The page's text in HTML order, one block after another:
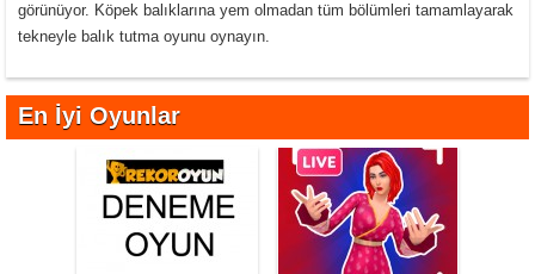
görünüyor. Köpek balıklarına yem olmadan tüm bölümleri tamamlayarak
tekneyle balık tutma oyunu oynayın.
En İyi Oyunlar